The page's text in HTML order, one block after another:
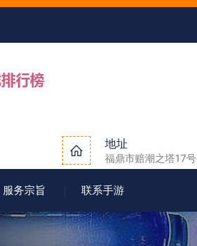
地址
福鼎市赔潮之塔17号
服务宗旨 联系手游